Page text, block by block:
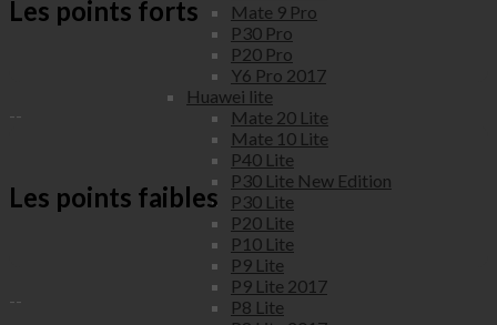
Mate 9 Pro
P30 Pro
P20 Pro
Y6 Pro 2017
Huawei lite
Mate 20 Lite
Mate 10 Lite
P40 Lite
P30 Lite New Edition
P30 Lite
P20 Lite
P10 Lite
P9 Lite
P9 Lite 2017
P8 Lite
Les points forts
--
Les points faibles
--